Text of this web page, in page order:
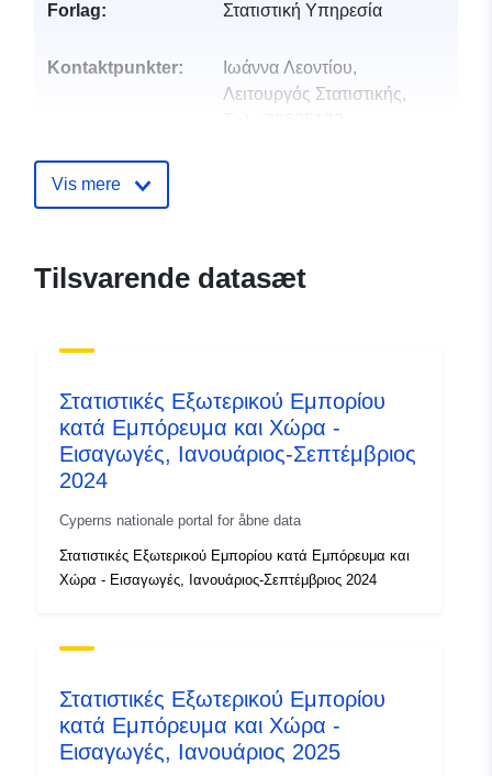
Forlag: Στατιστική Υπηρεσία
Kontaktpunkter:
Ιωάννα Λεοντίου,
Λειτουργός Στατιστικής,
Opdateret på data.europa.eu:
aife1041133G
uriRef:
http://data.europa.eu/88u/dataset/
Vis mere
Tilsvarende datasæt
Στατιστικές Εξωτερικού Εμπορίου
κατά Εμπόρευμα και Χώρα -
Εισαγωγές, Ιανουάριος-Σεπτέμβριος
2024
Cyperns nationale portal for åbne data
Στατιστικές Εξωτερικού Εμπορίου κατά Εμπόρευμα και
Χώρα - Εισαγωγές, Ιανουάριος-Σεπτέμβριος 2024
Στατιστικές Εξωτερικού Εμπορίου
κατά Εμπόρευμα και Χώρα -
Εισαγωγές, Ιανουάριος 2025